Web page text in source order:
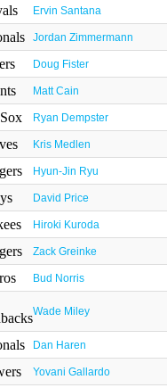
Ervin Santana
Jordan Zimmermann
Doug Fister
Matt Cain
Ryan Dempster
Kris Medlen
Hyun-Jin Ryu
David Price
Hiroki Kuroda
Zack Greinke
Bud Norris
Wade Miley
Dan Haren
Yovani Gallardo